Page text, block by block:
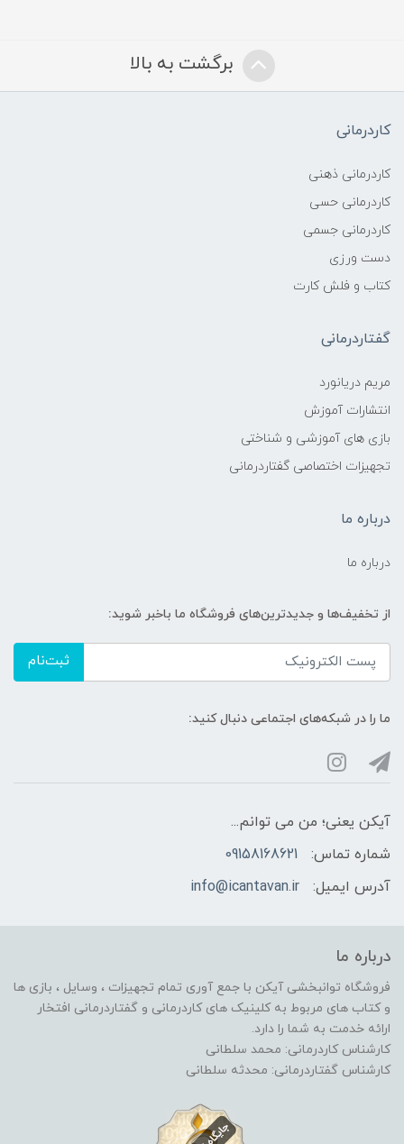
برگشت به بالا
کاردرمانی
کاردرمانی ذهنی
کاردرمانی حسی
کاردرمانی جسمی
دست ورزی
کتاب و فلش کارت
گفتاردرمانی
مریم دریانورد
انتشارات آموزش
بازی های آموزشی و شناختی
تجهیزات اختصاصی گفتاردرمانی
درباره ما
درباره ما
از تخفیف‌ها و جدیدترین‌های فروشگاه ما باخبر شوید:
ثبت‌نام
ما را در شبکه‌های اجتماعی دنبال کنید:
آیکن یعنی؛ من می توانم...
شماره تماس:
09158168621
آدرس ایمیل:
info@icantavan.ir
درباره ما
فروشگاه توانبخشی آیکن با جمع آوری تمام تجهیزات ، وسایل ، بازی ها
و کتاب های مربوط به کلینیک های کاردرمانی و گفتاردرمانی افتخار
ارائه خدمت به شما را دارد.
کارشناس کاردرمانی: محمد سلطانی
کارشناس گفتاردرمانی: محدثه سلطانی